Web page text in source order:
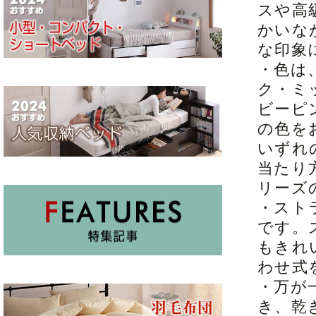
スや高
かいな
な印象
・色
ク・ミ
ビーピ
の色を
いずれ
当たり
リーズ
・ス
です。
もきれ
わせ式
・万
き、乾